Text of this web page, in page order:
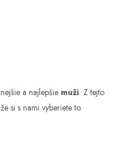
a najlepšie muži. Z tejto
si s nami vyberiete to